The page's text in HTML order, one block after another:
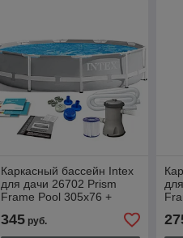
Каркасный бассейн Intex
для дачи 26702 Prism
Frame Pool 305x76 +
345руб.